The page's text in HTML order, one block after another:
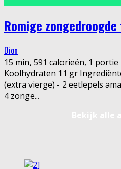
Romige
Dion
15 min, 591 calorieën, 1
Koolhydraten 11 gr
(extra vierge) - 2 eetlepels
4 zonge...